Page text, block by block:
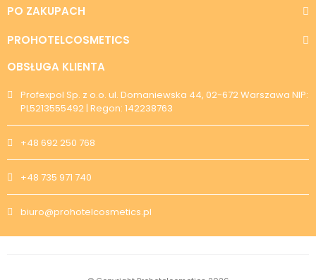
PO ZAKUPACH
PROHOTELCOSMETICS
OBSŁUGA KLIENTA
Profexpol Sp. z o.o. ul. Domaniewska 44, 02-672 Warszawa NIP:
PL5213555492 | Regon: 142238763
+48 692 250 768
+48 735 971 740
biuro@prohotelcosmetics.pl